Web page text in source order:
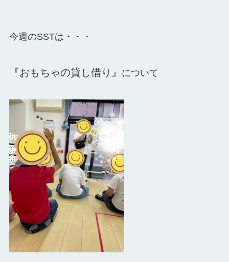
今週のSSTは・・・
『おもちゃの貸し借り』 について